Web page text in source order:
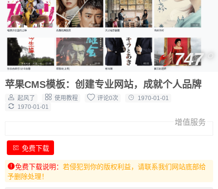
苹果CMS模板：创建专业网站，成就个人品牌
起风了 使用教程 评论0次
1970-01-01
1970-01-01
747
增值服务
免费下载
免费下载说明： 若侵犯到你的版权利益，请联系我们网站底部给
予删除处理！